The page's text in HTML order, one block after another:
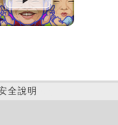
全說明